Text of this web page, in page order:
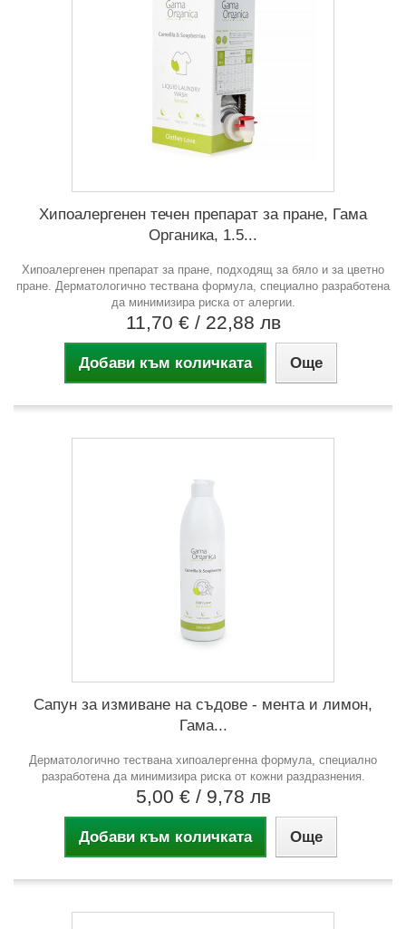
Хипоалергенен течен препарат за пране, Гама
Органика, 1.5...
Хипоалергенен препарат за пране, подходящ за бяло и за цветно
пране. Дерматологично тествана формула, специално разработена
да минимизира риска от алергии.
11,70 € / 22,88 лв
Добави към количката Още
Сапун за измиване на съдове - мента и лимон,
Гама...
Дерматологично тествана хипоалергенна формула, специално
разработена да минимизира риска от кожни раздразнения.
5,00 € / 9,78 лв
Добави към количката Още